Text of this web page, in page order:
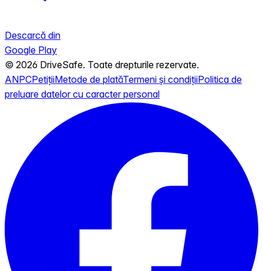
Descarcă din
Google Play
© 2026 DriveSafe. Toate drepturile rezervate.
ANPCPetițiiMetode de platăTermeni și condițiiPolitica de
preluare datelor cu caracter personal